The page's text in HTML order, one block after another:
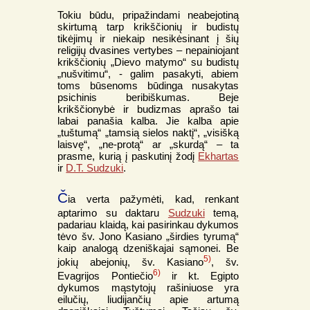
Tokiu būdu, pripažindami neabejotiną
skirtumą tarp krikščionių ir budistų
tikėjimų ir niekaip nesikėsinant į šių
religijų dvasines vertybes – nepainiojant
krikščionių „Dievo matymo“ su budistų
„nušvitimu“, - galim pasakyti, abiem
toms būsenoms būdinga nusakytas
psichinis beribiškumas. Beje
krikščionybė ir budizmas aprašo tai
labai panašia kalba. Jie kalba apie
„tuštumą“ „tamsią sielos naktį“, „visišką
laisvę“, „ne-protą“ ar „skurdą“ – ta
prasme, kurią į paskutinį žodį Ekhartas
ir D.T. Sudzuki.
Čia verta pažymėti, kad, renkant
aptarimo su daktaru Sudzukitemą,
padariau klaidą, kai pasirinkau dykumos
tėvo šv. Jono Kasiano „širdies tyrumą“
kaip analogą dzeniškajai sąmonei. Be
jokių abejonių, šv. Kasiano5), šv.
Evagrijos Pontiečio6)ir kt. Egipto
dykumos mąstytojų rašiniuose yra
eilučių, liudijančių apie artumą